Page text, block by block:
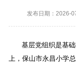
发布日期：2026-
基层党组织是基
上，保山市永昌小学